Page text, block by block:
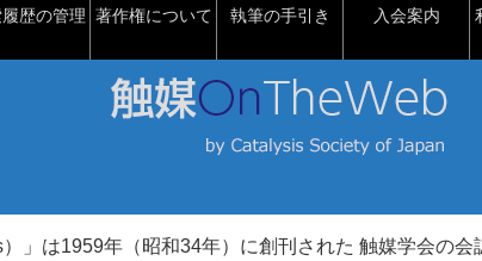
歴の管理 著作権について 執筆の手引き 入会案内
」は1959年（昭和34年）に創刊された 触媒学会の会